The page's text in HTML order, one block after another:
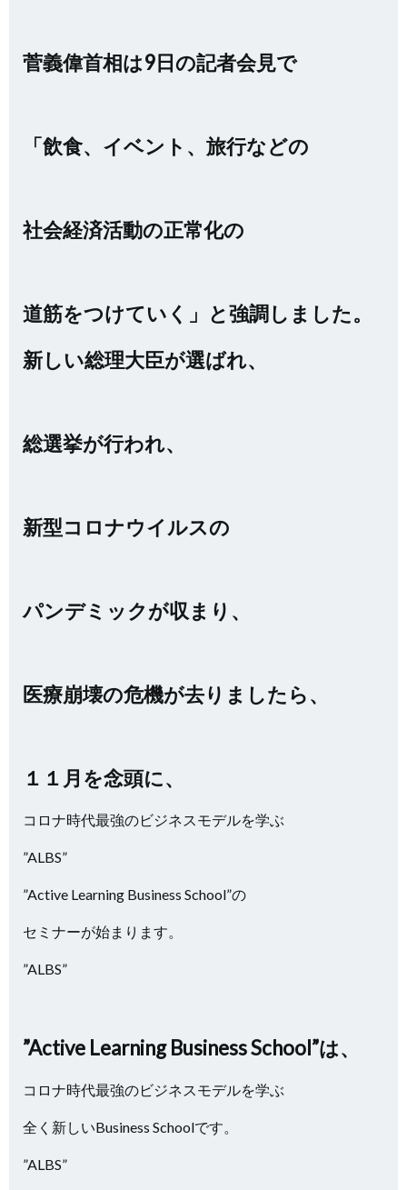
菅義偉首相は9日の記者会見で
「飲食、イベント、旅行などの
社会経済活動の正常化の
道筋をつけていく」と強調しました。
新しい総理大臣が選ばれ、
総選挙が行われ、
新型コロナウイルスの
パンデミックが収まり、
医療崩壊の危機が去りましたら、
１１月を念頭に、
コロナ時代最強のビジネスモデルを学ぶ
”ALBS”
”Active Learning Business School”の
セミナーが始まります。
”ALBS”
”Active Learning Business School”は、
コロナ時代最強のビジネスモデルを学ぶ
全く新しいBusiness Schoolです。
”ALBS”